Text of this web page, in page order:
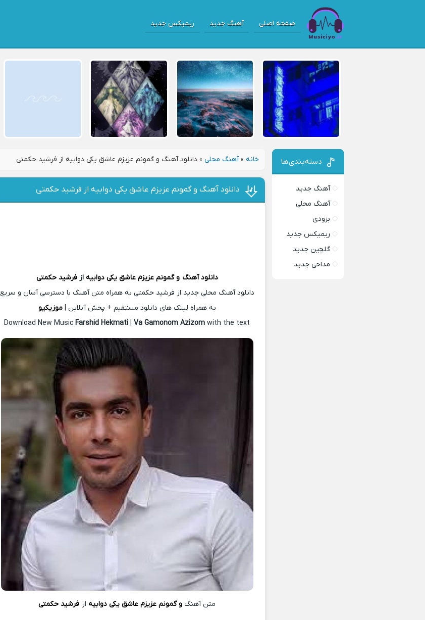
صفحه اصلی آهنگ جدید ریمیکس جدید
خانه »آهنگ محلی » دانلود آهنگ و گمونم عزیزم عاشق یکی د‌وابیه از فرشید حکمتی
دانلود آهنگ و گمونم عزیزم عاشق یکی د‌وابیه از فرشید حکمتی
دانلود آهنگ و گمونم عزیزم عاشق یکی د‌وابیه ازفرشید حکمتی
دانلود آهنگ محلی جدید از فرشید حکمتی به همراه متن آهنگ با دسترسی آسان و سریع
به همراه لینک های دانلود مستقیم + پخش آنلاین |موزیکیو
Download New MusicFarshid Hekmati |Va Gamonom Azizomwith the text
متن آهنگ و گمونم عزیزم عاشق یکی د‌وابیه از فرشید حکمتی
دسته‌بندی‌ها
آهنگ جدید
آهنگ محلی
بزودی
ریمیکس جدید
گلچین جدید
مداحی جدید